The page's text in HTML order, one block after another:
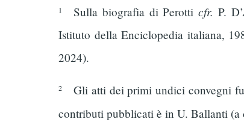
1 Sulla biografia di Perotticfr. P.
Istituto della Enciclopedia italiana,
2024).
2
Gli atti dei primi undici convegni
contributi pubblicati è in U. Ballanti (a